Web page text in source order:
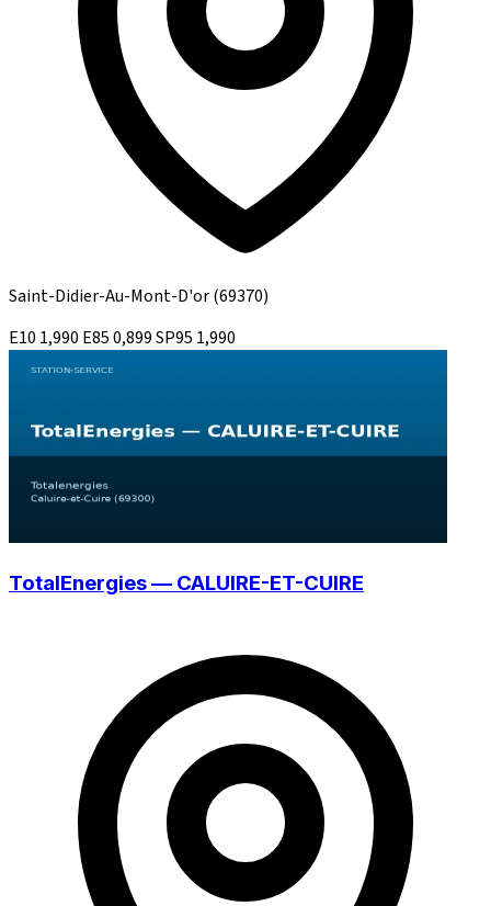
Saint-Didier-Au-Mont-D'or(69370)
E10 1,990 E850,899SP95 1,990
TotalEnergies — CALUIRE-ET-CUIRE